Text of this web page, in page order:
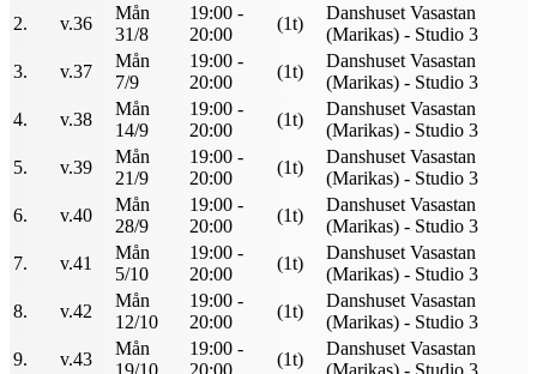
2.
v.36
Mån
31/8
19:00 -
20:00
(1t)
Danshuset Vasastan
(Marikas) - Studio 3
3.
v.37
Mån
7/9
19:00 -
20:00
(1t)
Danshuset Vasastan
(Marikas) - Studio 3
4.
v.38
Mån
14/9
19:00 -
20:00
(1t)
Danshuset Vasastan
(Marikas) - Studio 3
5.
v.39
Mån
21/9
19:00 -
20:00
(1t)
Danshuset Vasastan
(Marikas) - Studio 3
6.
v.40
Mån
28/9
19:00 -
20:00
(1t)
Danshuset Vasastan
(Marikas) - Studio 3
7.
v.41
Mån
5/10
19:00 -
20:00
(1t)
Danshuset Vasastan
(Marikas) - Studio 3
8.
v.42
Mån
12/10
19:00 -
20:00
(1t)
Danshuset Vasastan
(Marikas) - Studio 3
9.
v.43
Mån
19/10
19:00 -
20:00
(1t)
Danshuset Vasastan
(Marikas) - Studio 3